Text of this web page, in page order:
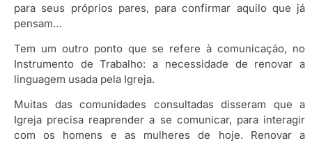
para seus próprios pares, para confirmar aquilo que já
pensam…
Tem um outro ponto que se refere à comunicação, no
Instrumento de Trabalho: a necessidade de renovar a
linguagem usada pela Igreja.
Muitas das comunidades consultadas disseram que a
Igreja precisa reaprender a se comunicar, para interagir
com os homens e as mulheres de hoje. Renovar a